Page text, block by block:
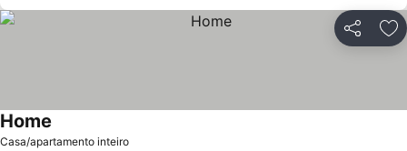
Partilhar
Casa/apartamento inteiro
Home